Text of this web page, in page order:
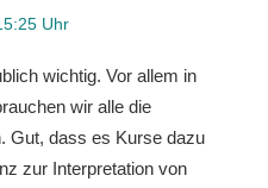
Uhr
wichtig. Vor allem in
wir alle die
Gut, dass es Kurse dazu
zur Interpretation von